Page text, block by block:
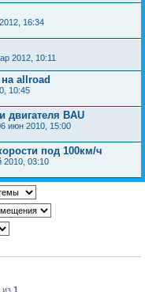
16:34
2012, 10:11
allroad
10:45
двигателя BAU
июн 2010, 15:00
под 100км/ч
2010, 03:10
из 1